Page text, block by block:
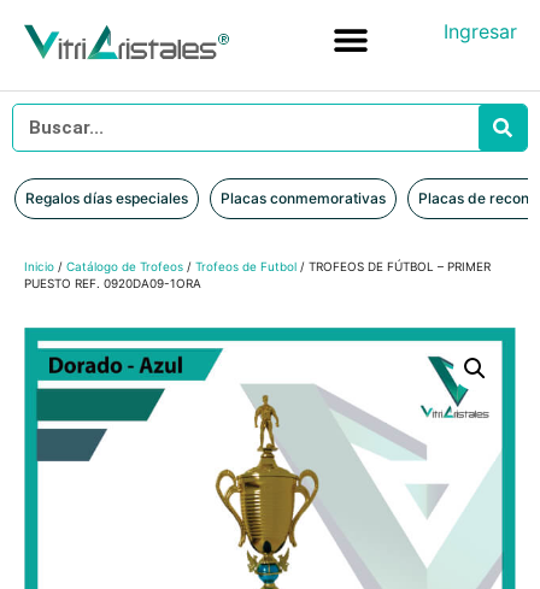
Ingresar
Regalos días especiales Placas conmemorativas Placas de
Inicio / Catálogo de Trofeos / Trofeos de Futbol / TROFEOS DE FÚTBOL – PRIMER
PUESTO REF. 0920DA09-1ORA